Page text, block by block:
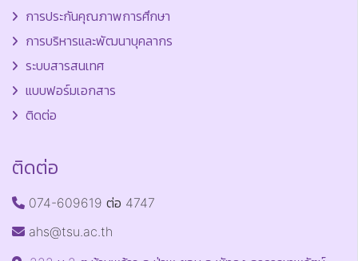
การประกันคุณภาพการศึกษา
การบริหารและพัฒนาบุคลากร
ระบบสารสนเทศ
แบบฟอร์มเอกสาร
ติดต่อ
ติดต่อ
074-609619 ต่อ 4747
ahs@tsu.ac.th